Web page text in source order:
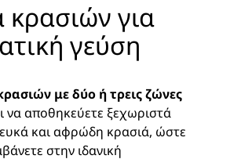
κρασιών για
γεύση
με δύο ή τρεις ζώνες
να αποθηκεύετε ξεχωριστά
και αφρώδη κρασιά, ώστε
στην ιδανική